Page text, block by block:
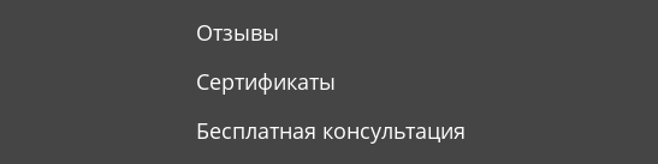
Отзывы
Сертификаты
Бесплатная консультация